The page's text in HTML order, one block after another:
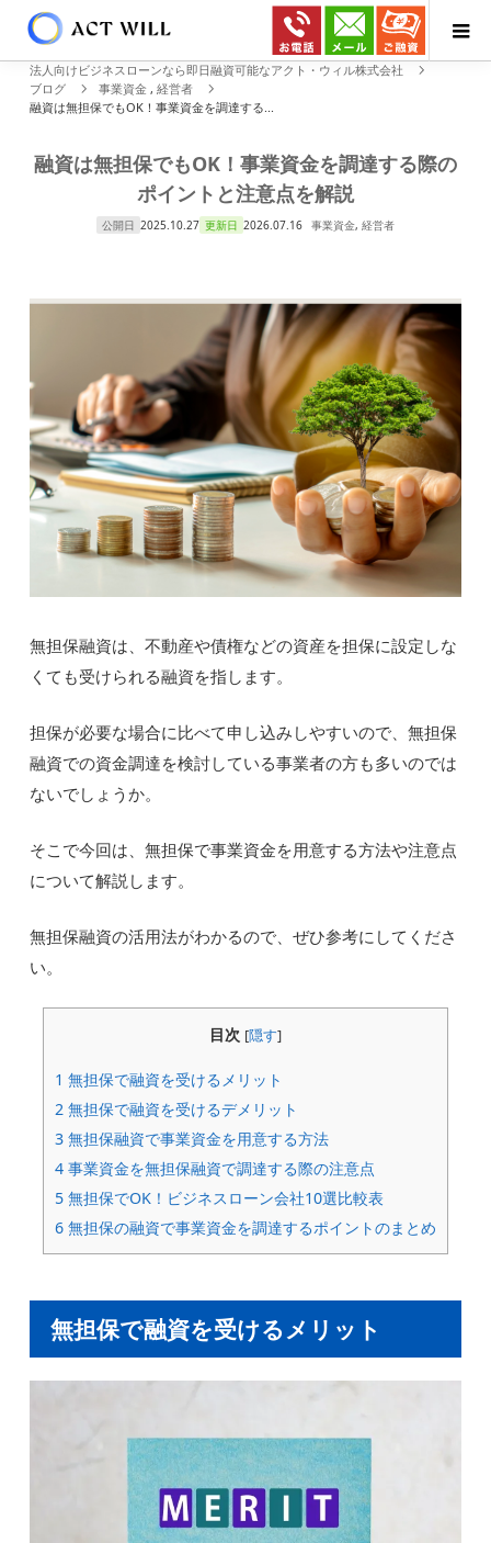
法人向けビジネスローンなら即日融資可能なアクト・ウィル株式会社
ブログ
事業資金 ,経営者
融資は無担保でもOK！事業資金を調達する...
融資は無担保でもOK！事業資金を調達する際の
ポイントと注意点を解説
公開日 2025.10.27 更新日 2026.07.16 事業資金, 経営者
無担保融資は、不動産や債権などの資産を担保に設定しな
くても受けられる融資を指します。
担保が必要な場合に比べて申し込みしやすいので、無担保
融資での資金調達を検討している事業者の方も多いのでは
ないでしょうか。
そこで今回は、無担保で事業資金を用意する方法や注意点
について解説します。
無担保融資の活用法がわかるので、ぜひ参考にしてくださ
い。
目次 [隠す]
1 無担保で融資を受けるメリット
2 無担保で融資を受けるデメリット
3 無担保融資で事業資金を用意する方法
4 事業資金を無担保融資で調達する際の注意点
5 無担保でOK！ビジネスローン会社10選比較表
6 無担保の融資で事業資金を調達するポイントのまとめ
無担保で融資を受けるメリット